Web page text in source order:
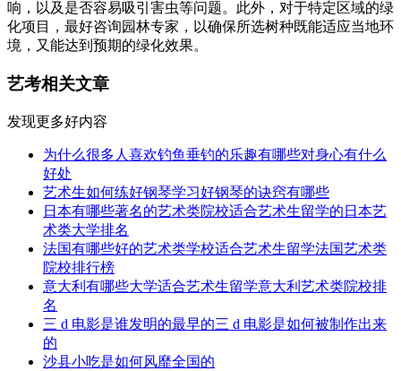
响，以及是否容易吸引害虫等问题。此外，对于特定区域的绿
化项目，最好咨询园林专家，以确保所选树种既能适应当地环
境，又能达到预期的绿化效果。
艺考相关文章
发现更多好内容
为什么很多人喜欢钓鱼垂钓的乐趣有哪些对身心有什么
好处
艺术生如何练好钢琴学习好钢琴的诀窍有哪些
日本有哪些著名的艺术类院校适合艺术生留学的日本艺
术类大学排名
法国有哪些好的艺术类学校适合艺术生留学法国艺术类
院校排行榜
意大利有哪些大学适合艺术生留学意大利艺术类院校排
名
三 d 电影是谁发明的最早的三 d 电影是如何被制作出来
的
沙县小吃是如何风靡全国的